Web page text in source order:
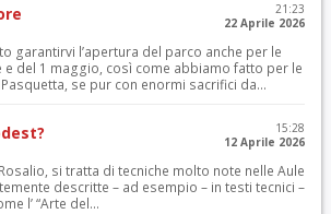
21:23
22 Aprile 2026
garantirvi l’apertura del parco anche per le
e del 1 maggio, così come abbiamo fatto per le
se pur con enormi sacrifici da...
15:28
12 Aprile 2026
si tratta di tecniche molto note nelle Aule
descritte – ad esempio – in testi tecnici –
l’ “Arte del...